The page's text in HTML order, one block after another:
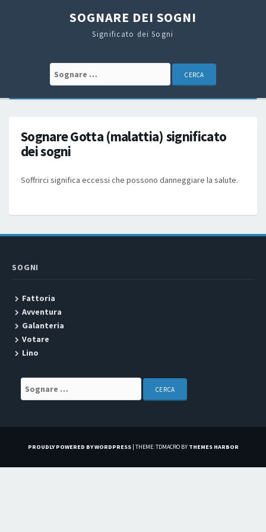
SOGNARE DEI SOGNI
Significato dei Sogni
Search for:
Sognare Gotta (malattia) significato
dei sogni
Soffrirci significa eccessi che possono danneggiare la salute.
SOGNI
Fattoria
Avventura
Galanteria
Votare
Lino
Search for:
PROUDLY POWERED BY WORDPRESS | THEME: TDMACRO BY THEMES HARBOR